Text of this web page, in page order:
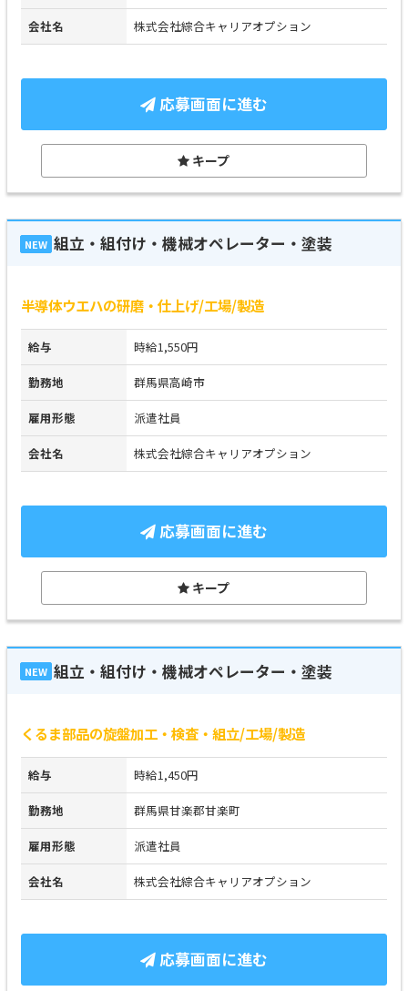
会社名 株式会社綜合キャリアオプション
応募画面に進む
キープ
NEW 組立・組付け・機械オペレーター・塗装
半導体ウエハの研磨・仕上げ/工場/製造
給与 時給1,550円
勤務地 群馬県高崎市
雇用形態 派遣社員
会社名 株式会社綜合キャリアオプション
応募画面に進む
キープ
NEW 組立・組付け・機械オペレーター・塗装
くるま部品の旋盤加工・検査・組立/工場/製造
給与 時給1,450円
勤務地 群馬県甘楽郡甘楽町
雇用形態 派遣社員
会社名 株式会社綜合キャリアオプション
応募画面に進む